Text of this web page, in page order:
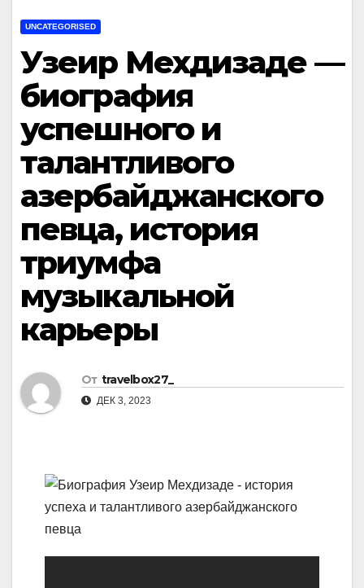
UNCATEGORISED
Узеир Мехдизаде —
биография
успешного и
талантливого
азербайджанского
певца, история
триумфа
музыкальной
карьеры
От travelbox27_
ДЕК 3, 2023